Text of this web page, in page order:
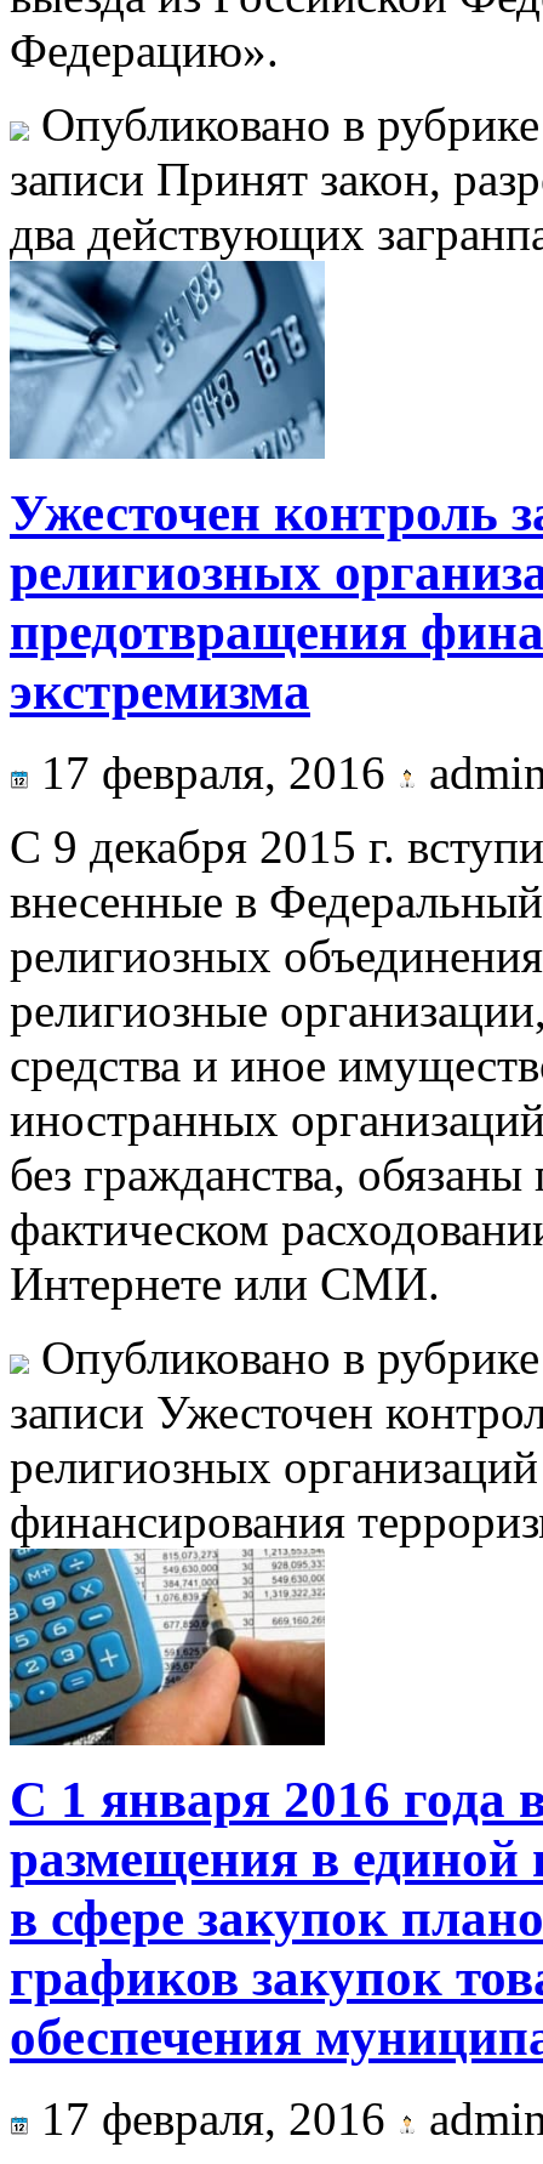
Федерацию».
Опубликовано в
записи Принят закон,
два действующих
Ужесточен контроль
религиозных
предотвращения
экстремизма
17 февраля, 2016
С 9 декабря 2015 г.
внесенные в
религиозных
религиозные
средства и иное
иностранных
без гражданства, обязаны
фактическом
Интернете или СМИ.
Опубликовано в
записи Ужесточен
религиозных
финансирования
С 1 января 2016 года
размещения в
в сфере закупок
графиков закупок
обеспечения
17 февраля, 2016